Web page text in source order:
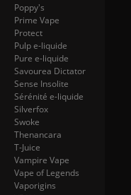
Poppy's
Prime Vape
Protect
Pulp e-liquide
Pure e-liquide
Savourea Dictator
Sense Insolite
Sérénité e-liquide
Silverfox
Swoke
Thenancara
T-Juice
Vampire Vape
Vape of Legends
Vaporigins